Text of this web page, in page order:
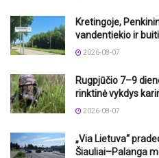
Kretingoje,
vandentiekio ir
2026-08-07
Rugpjūčio 7–9
rinktinė vykdys
2026-08-07
„Via Lietuva“
Šiauliai–Palanga